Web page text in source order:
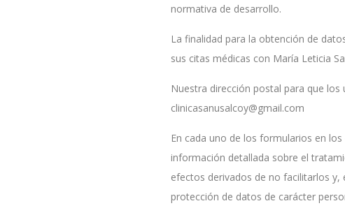
normativa de desarrollo.
La finalidad para la obtención de
sus citas médicas con María Leticia
Nuestra dirección postal para que los
clinicasanusalcoy@gmail.com
En cada uno de los formularios en
información detallada sobre el
efectos derivados de no facilitarlos y,
protección de datos de carácter